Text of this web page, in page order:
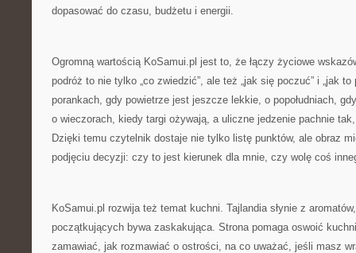
dopasować do czasu, budżetu i energii.
Ogromną wartością KoSamui.pl jest to, że łączy życiowe
podróż to nie tylko „co zwiedzić”, ale też „jak się poczuć” i „jak
porankach, gdy powietrze jest jeszcze lekkie, o popołudniach,
o wieczorach, kiedy targi ożywają, a uliczne jedzenie pachnie
Dzięki temu czytelnik dostaje nie tylko listę punktów, ale obraz
podjęciu decyzji: czy to jest kierunek dla mnie, czy wolę coś
KoSamui.pl rozwija też temat kuchni. Tajlandia słynie z
początkujących bywa zaskakująca. Strona pomaga oswoić
zamawiać, jak rozmawiać o ostrości, na co uważać, jeśli masz